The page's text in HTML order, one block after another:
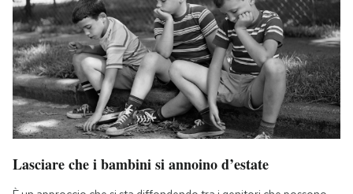
Lasciare che i bambini si annoino d’estate